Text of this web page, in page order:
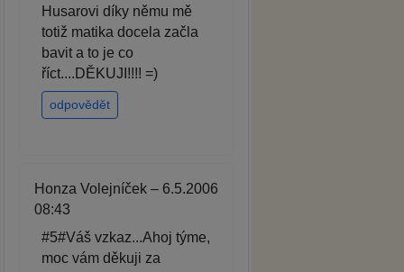
Husarovi díky němu mě
totiž matika docela začla
bavit a to je co
říct....DĚKUJI!!!! =)
odpovědět
Honza Volejníček – 6.5.2006
08:43
#5#Váš vzkaz...Ahoj týme,
moc vám děkuji za